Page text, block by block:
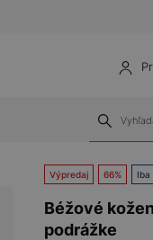
Výpredaj 66% Iba
Béžové
podrážke